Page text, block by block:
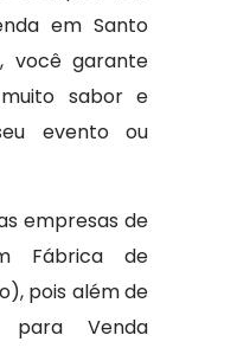
em Santo
você garante
sabor e
evento ou
empresas de
Fábrica de
pois além de
para Venda